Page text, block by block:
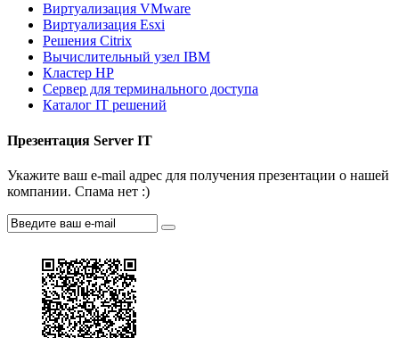
Виртуализация VMware
Виртуализация Esxi
Решения Citrix
Вычислительный узел IBM
Кластер HP
Сервер для терминального доступа
Каталог IT решений
Презентация Server IT
Укажите ваш e-mail адрес для получения презентации о нашей
компании. Спама нет :)